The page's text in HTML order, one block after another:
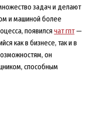
задач и делают
и машиной более
появилсячат гпт—
как в бизнесе, так и в
он
способным